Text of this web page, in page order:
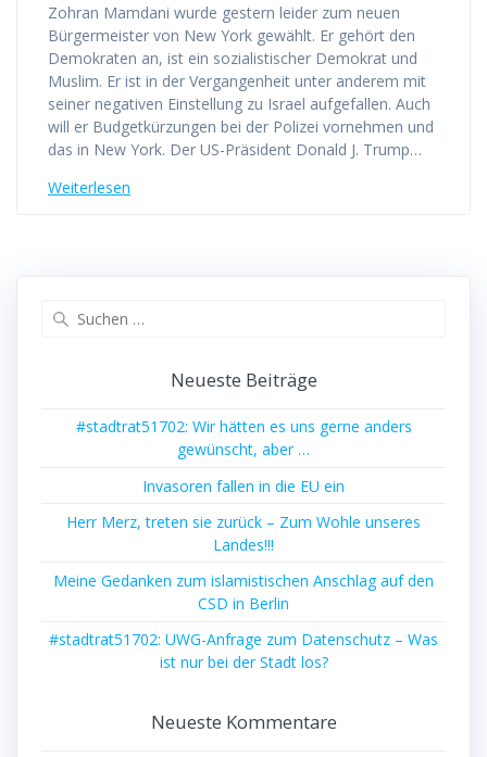
Zohran Mamdani wurde gestern leider zum neuen
Bürgermeister von New York gewählt. Er gehört den
Demokraten an, ist ein sozialistischer Demokrat und
Muslim. Er ist in der Vergangenheit unter anderem mit
seiner negativen Einstellung zu Israel aufgefallen. Auch
will er Budgetkürzungen bei der Polizei vornehmen und
das in New York. Der US-Präsident Donald J. Trump…
Weiterlesen
Neueste Beiträge
#stadtrat51702: Wir hätten es uns gerne anders
gewünscht, aber …
Invasoren fallen in die EU ein
Herr Merz, treten sie zurück – Zum Wohle unseres
Landes!!!
Meine Gedanken zum islamistischen Anschlag auf den
CSD in Berlin
#stadtrat51702: UWG-Anfrage zum Datenschutz – Was
ist nur bei der Stadt los?
Neueste Kommentare